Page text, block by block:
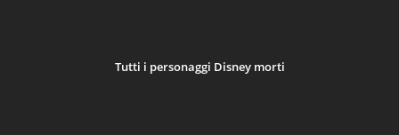
Tutti i personaggi Disney morti